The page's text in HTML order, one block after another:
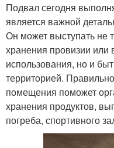
Подвал сегодня
является важной
Он может выступать не
хранения провизии или
использования, но и
территорией.
помещения поможет
хранения продуктов,
погреба, спортивного